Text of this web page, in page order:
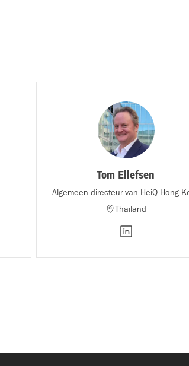
Tom Ellefsen
Algemeen directeur van HeiQ Hong
Thailand